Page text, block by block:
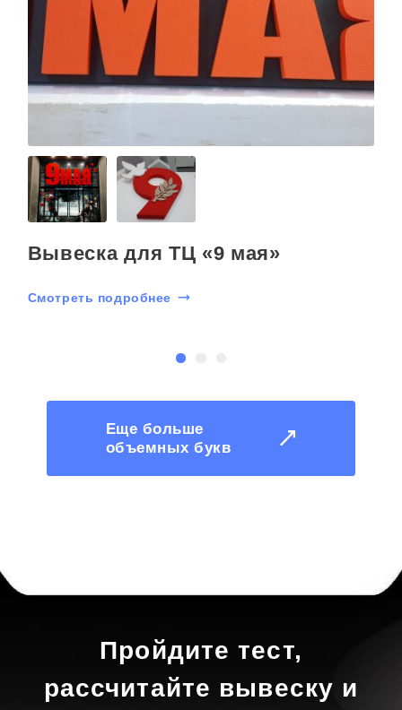
Вывеска для ТЦ «9 мая»
Смотреть подробнее
Еще больше
объемных букв
Пройдите тест,
рассчитайте вывеску и